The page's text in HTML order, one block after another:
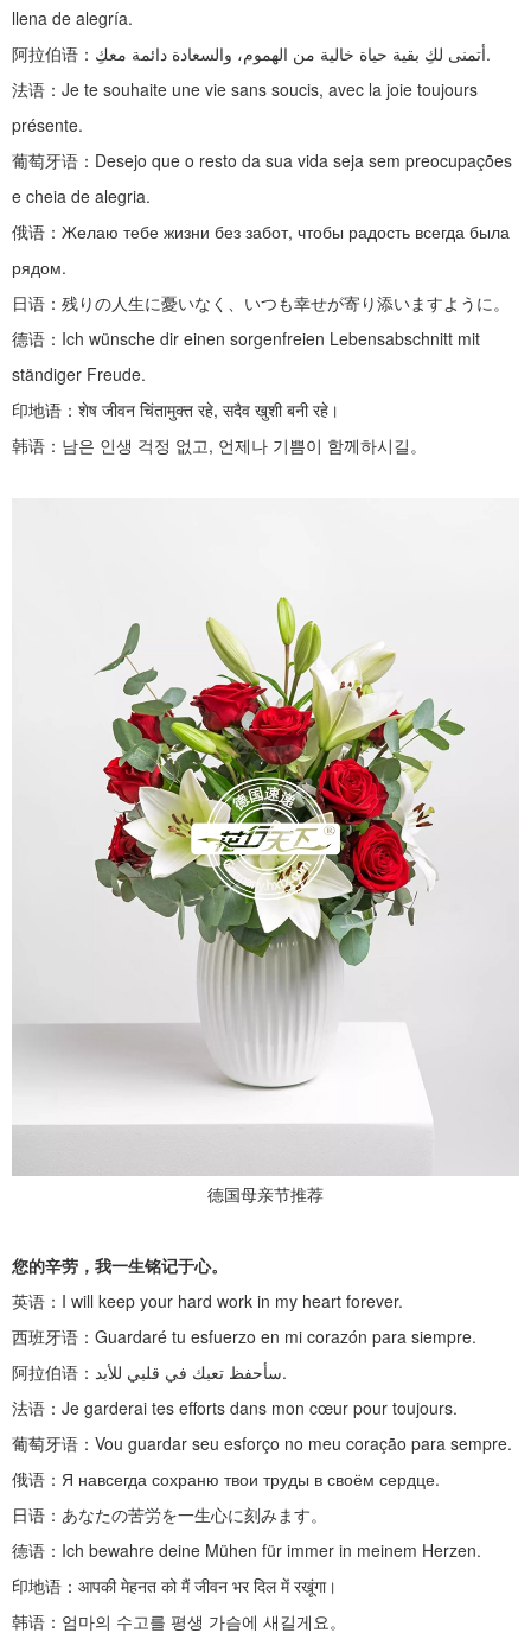
llena de alegría.
阿拉伯语：
أتمنى لكِ بقية حياة خالية من الهموم، والسعادة دائمة معكِ.
法语： Je te souhaite une vie sans soucis, avec la joie toujours
présente.
葡萄牙语： Desejo que o resto da sua vida seja sem preocupações
e cheia de alegria.
俄语： Желаю тебе жизни без забот, чтобы радость всегда была
рядом.
日语：残りの人生に憂いなく、いつも幸せが寄り添いますように。
德语： Ich wünsche dir einen sorgenfreien Lebensabschnitt mit
ständiger Freude.
印地语： शेष जीवन चिंतामुक्त रहे, सदैव खुशी बनी रहे।
韩语：남은 인생 걱정 없고, 언제나 기쁨이 함께하시길。
德国母亲节推荐
您的辛劳，我一生铭记于心。
英语： I will keep your hard work in my heart forever.
西班牙语： Guardaré tu esfuerzo en mi corazón para siempre.
阿拉伯语：
سأحفظ تعبك في قلبي للأبد.
法语： Je garderai tes efforts dans mon cœur pour toujours.
葡萄牙语： Vou guardar seu esforço no meu coração para sempre.
俄语： Я навсегда сохраню твои труды в своём сердце.
日语：あなたの苦労を一生心に刻みます。
德语： Ich bewahre deine Mühen für immer in meinem Herzen.
印地语： आपकी मेहनत को मैं जीवन भर दिल में रखूंगा।
韩语：엄마의 수고를 평생 가슴에 새길게요。